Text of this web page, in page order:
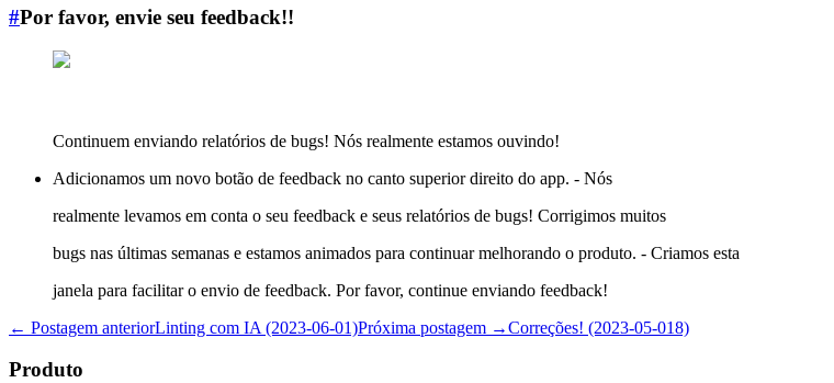
#Por favor, envie seu feedback!!
Continuem enviando relatórios de bugs! Nós realmente estamos ouvindo!
Adicionamos um novo botão de feedback no canto superior direito do app. - Nós
realmente levamos em conta o seu feedback e seus relatórios de bugs! Corrigimos muitos
bugs nas últimas semanas e estamos animados para continuar melhorando o produto. - Criamos esta
janela para facilitar o envio de feedback. Por favor, continue enviando feedback!
← Postagem anteriorLinting com IA (2023-06-01)Próxima postagem →Correções! (2023-05-018)
Produto